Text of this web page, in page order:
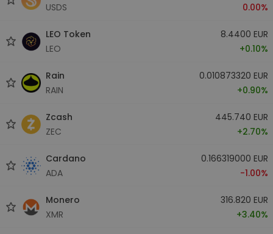
USDS
0.00%
LEO Token
LEO
8.4400 EUR
+0.10%
Rain
RAIN
0.010873320 EUR
+0.90%
Zcash
ZEC
445.740 EUR
+2.70%
Cardano
ADA
0.166319000 EUR
-1.00%
Monero
XMR
316.820 EUR
+3.40%